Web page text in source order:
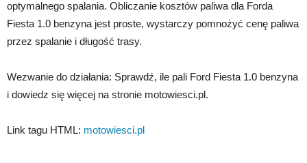
optymalnego spalania. Obliczanie kosztów paliwa dla Forda
Fiesta 1.0 benzyna jest proste, wystarczy pomnożyć cenę paliwa
przez spalanie i długość trasy.
Wezwanie do działania: Sprawdź, ile pali Ford Fiesta 1.0 benzyna
i dowiedz się więcej na stronie motowiesci.pl.
Link tagu HTML: motowiesci.pl